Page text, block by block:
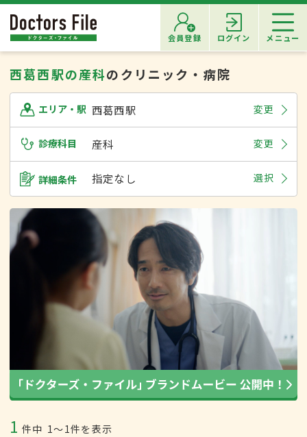
会員登録 ログイン メニュー
西葛西駅の産科のクリニック・病院
エリア・駅 西葛西駅 変更
診療科目 産科 変更
詳細条件 指定なし 選択
1 件中 1〜1件を表示